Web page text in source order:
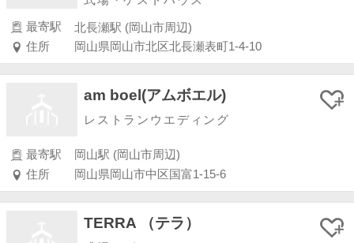
最寄駅
北長瀬駅 (岡山市周辺)
住所
岡山県岡山市北区北長瀬表町1-4-10
am boel(アムボエル)
レストランウエディング
最寄駅
岡山駅 (岡山市周辺)
住所
岡山県岡山市中区国富1-15-6
TERRA （テラ）